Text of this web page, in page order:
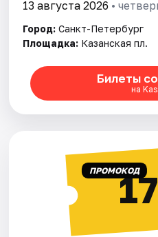
13 августа 2026 •
Город: Санкт-Петербург
Площадка: Казанская пл.
Билеты
на
ПРОМОКОД